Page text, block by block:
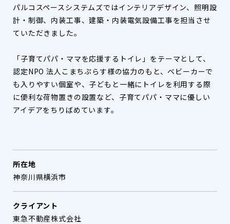
パルコスペースシステムズではインテリアデザイン、照明設
計・制御、内装工事、建築・内装電気設備工事を担当させ
ていただきました。
「子育てパパ・ママを応援するトイレ」をテーマとして、
認定NPO 法人こまちぷらす様の協力のもと、ベビーカーで
も入りやすい個室や、子どもと一緒にトイレを利用する際
に便利な荷物置きの設置など、子育てパパ・ママに優しい
アイデアをちりばめています。
所在地
神奈川県横浜市
クライアント
東急不動産株式会社